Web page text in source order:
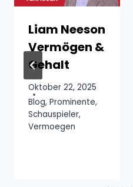
Liam Neeson
Vermögen &
Gehalt
Oktober 22, 2025
Blog, Prominente,
Schauspieler,
Vermoegen